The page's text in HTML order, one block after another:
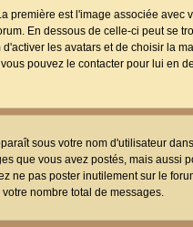
première est l'image associée
En dessous de celle-ci peut se
les avatars et de choisir la
pouvez le contacter pour lui en
sous votre nom d'utilisateur
que vous avez postés, mais aussi
pas poster inutilement sur le
nombre total de messages.